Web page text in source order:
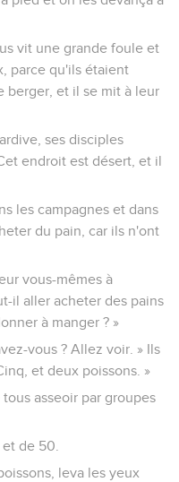
vit une grande foule et
parce qu'ils étaient
berger, et il se mit à leur
ses disciples
endroit est désert, et il
les campagnes et dans
du pain, car ils n'ont
vous-mêmes à
il aller acheter des pains
à manger ? »
vous ? Allez voir. » Ils
et deux poissons. »
asseoir par groupes
de 50.
leva les yeux